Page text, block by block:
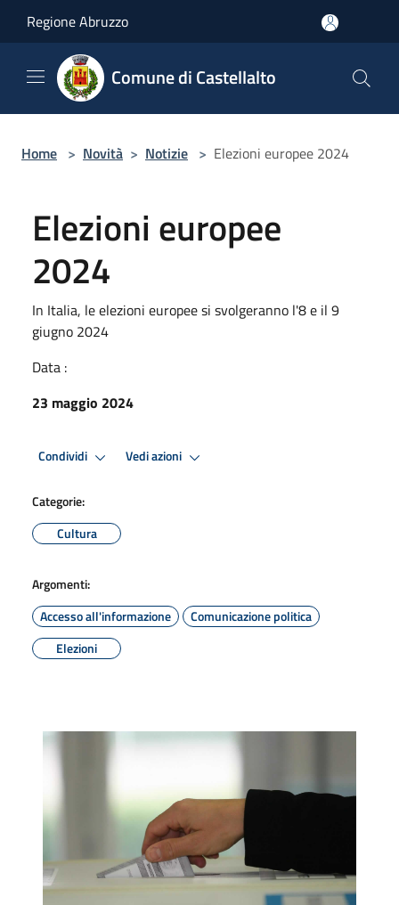
Regione Abruzzo
Comune di Castellalto
Home > Novità > Notizie > Elezioni europee 2024
Elezioni europee
2024
In Italia, le elezioni europee si svolgeranno l'8 e il 9
giugno 2024
Data :
23 maggio 2024
Condividi Vedi azioni
Categorie:
Cultura
Argomenti:
Accesso all'informazione
Comunicazione politica
Elezioni